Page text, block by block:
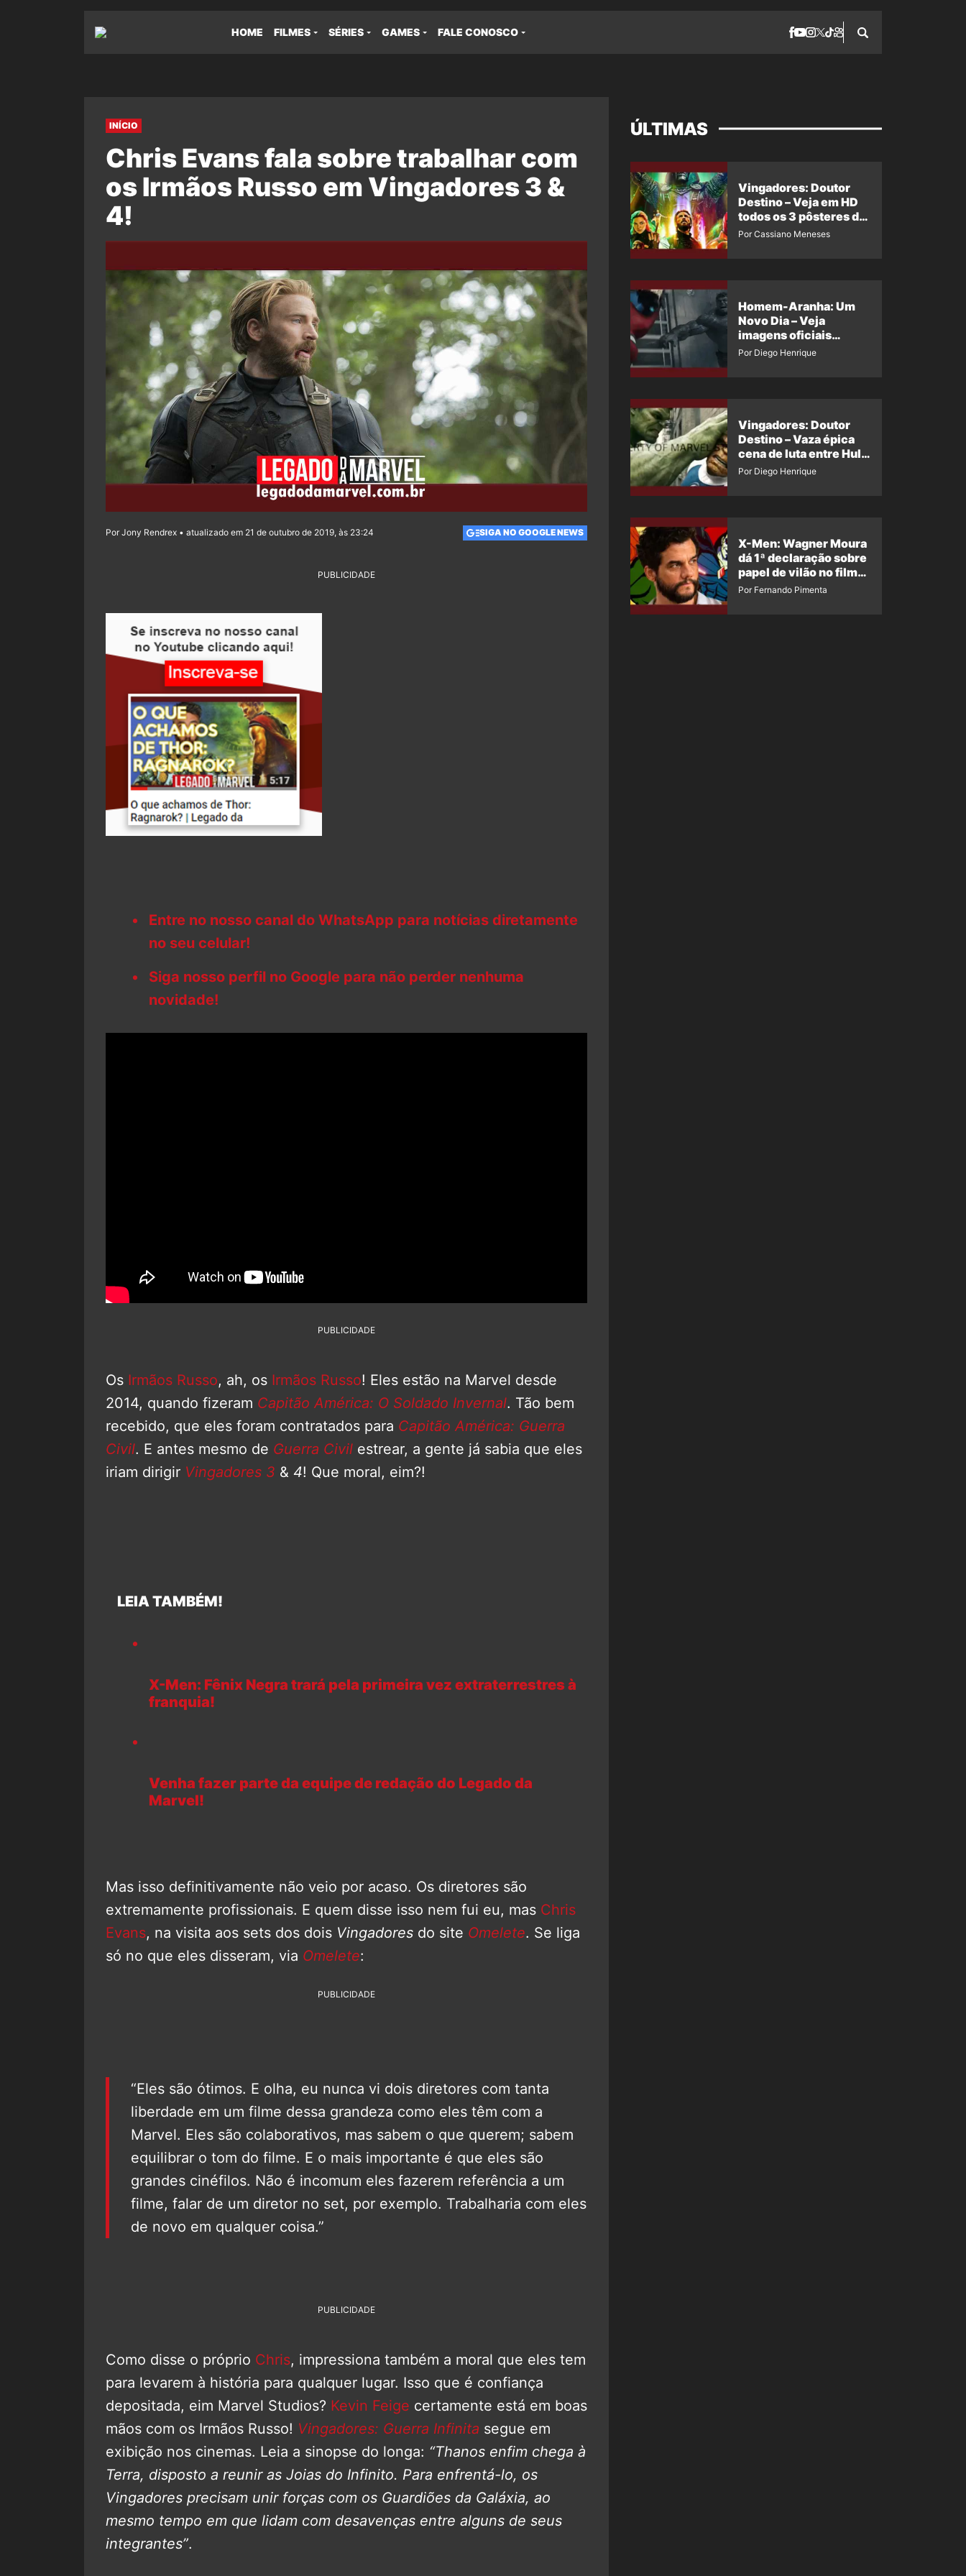
HOME FILMES SÉRIES GAMES FALE CONOSCO
INÍCIO
Chris Evans fala sobre trabalhar com
os Irmãos Russo em Vingadores 3 &
4!
Por Jony Rendrex • atualizado em 21 de outubro de 2019, às 23:24 SIGA NO GOOGLE NEWS
PUBLICIDADE
Entre no nosso canal do WhatsApp para notícias diretamente
no seu celular!
Siga nosso perfil no Google para não perder nenhuma
novidade!
PUBLICIDADE
Os Irmãos Russo, ah, os Irmãos Russo! Eles estão na Marvel desde
2014, quando fizeram Capitão América: O Soldado Invernal. Tão bem
recebido, que eles foram contratados para Capitão América: Guerra
Civil. E antes mesmo de Guerra Civil estrear, a gente já sabia que eles
iriam dirigir Vingadores 3 & 4! Que moral, eim?!
LEIA TAMBÉM!
X-Men: Fênix Negra trará pela primeira vez extraterrestres à
franquia!
Venha fazer parte da equipe de redação do Legado da
Marvel!
Mas isso definitivamente não veio por acaso. Os diretores são
extremamente profissionais. E quem disse isso nem fui eu, mas Chris
Evans, na visita aos sets dos dois Vingadores do site Omelete. Se liga
só no que eles disseram, via Omelete:
PUBLICIDADE
“Eles são ótimos. E olha, eu nunca vi dois diretores com tanta
liberdade em um filme dessa grandeza como eles têm com a
Marvel. Eles são colaborativos, mas sabem o que querem; sabem
equilibrar o tom do filme. E o mais importante é que eles são
grandes cinéfilos. Não é incomum eles fazerem referência a um
filme, falar de um diretor no set, por exemplo. Trabalharia com eles
de novo em qualquer coisa.”
PUBLICIDADE
Como disse o próprio Chris, impressiona também a moral que eles tem
para levarem à história para qualquer lugar. Isso que é confiança
depositada, eim Marvel Studios? Kevin Feige certamente está em boas
mãos com os Irmãos Russo! Vingadores: Guerra Infinita segue em
exibição nos cinemas. Leia a sinopse do longa: “Thanos enfim chega à
Terra, disposto a reunir as Joias do Infinito. Para enfrentá-lo, os
Vingadores precisam unir forças com os Guardiões da Galáxia, ao
mesmo tempo em que lidam com desavenças entre alguns de seus
integrantes”.
ÚLTIMAS
Vingadores: Doutor
Destino – Veja em HD
todos os 3 pôsteres de
‘Doomsday’ + 1 imagem
Por Cassiano Meneses
Homem-Aranha: Um
Novo Dia – Veja
imagens oficiais
descartadas do Hulk
Por Diego Henrique
Vingadores: Doutor
Destino – Vaza épica
cena de luta entre Hulk
e o Coisa
Por Diego Henrique
X-Men: Wagner Moura
dá 1ª declaração sobre
papel de vilão no filme
da Marvel
Por Fernando Pimenta